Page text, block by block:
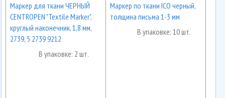
Маркер для ткани ЧЕРНЫЙ
CENTROPEN "Textile Marker",
круглый наконечник, 1,8 мм,
2739, 5 2739 9212
В упаковке: 2 шт.
Маркер по ткани ICO черный,
толщина письма 1-3 мм
В упаковке: 10 шт.